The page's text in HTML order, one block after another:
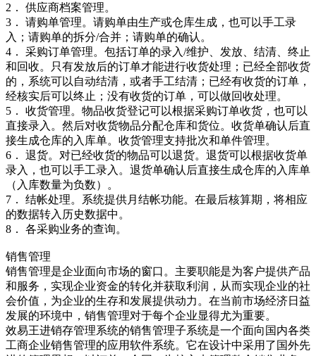
2． 供应商档案管理。
3． 请购单管理。请购单由生产或仓库生成，也可以手工录
入；请购单的拆分/合并；请购单的确认。
4． 采购订单管理。包括订单的录入/维护、发放、结清、终止
和回收。只有发放后的订单才能进行收货处理；已经全部收货
的，系统可以自动结清，或者手工结清；已经有收货的订单，
经核实后可以终止；没有收货的订单，可以做回收处理。
5． 收货管理。物品收货登记可以根据采购订单收货，也可以
直接录入。然后对收货物品分配仓库和货位。收货单确认后直
接生成仓库的入库单。收货管理支持批次和单件管理。
6． 退货。对已经收货的物品可以退货。退货可以根据收货单
录入，也可以手工录入。退货单确认后直接生成仓库的入库单
（入库数量为负数）。
7． 结帐处理。系统提供月结帐功能。在最后核算期，将相应
的数据转入历史数据中。
8． 各采购业务的查询。
销售管理
销售管理是企业面向市场的窗口。主要职能是为客户提供产品
和服务，实现企业资金的转化并获取利润，从而实现企业的社
会价值，为企业的生存和发展提供动力。在当前市场经济日益
发展的环境中，销售管理对于每个企业显得尤为重要。
效易王进销存管理系统的销售管理子系统是一个面向国内各类
工商企业销售管理的应用软件系统。它在设计中采用了国外先